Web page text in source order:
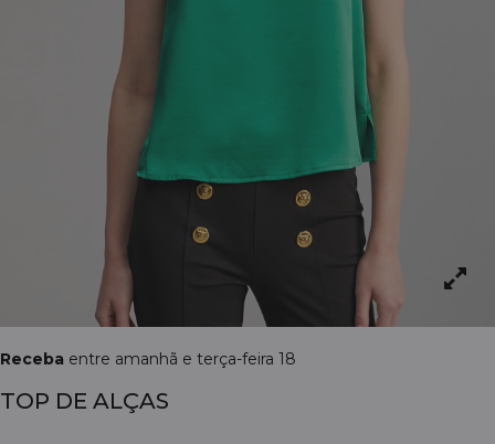
Receba entre amanhã e terça-feira 18
TOP DE ALÇAS